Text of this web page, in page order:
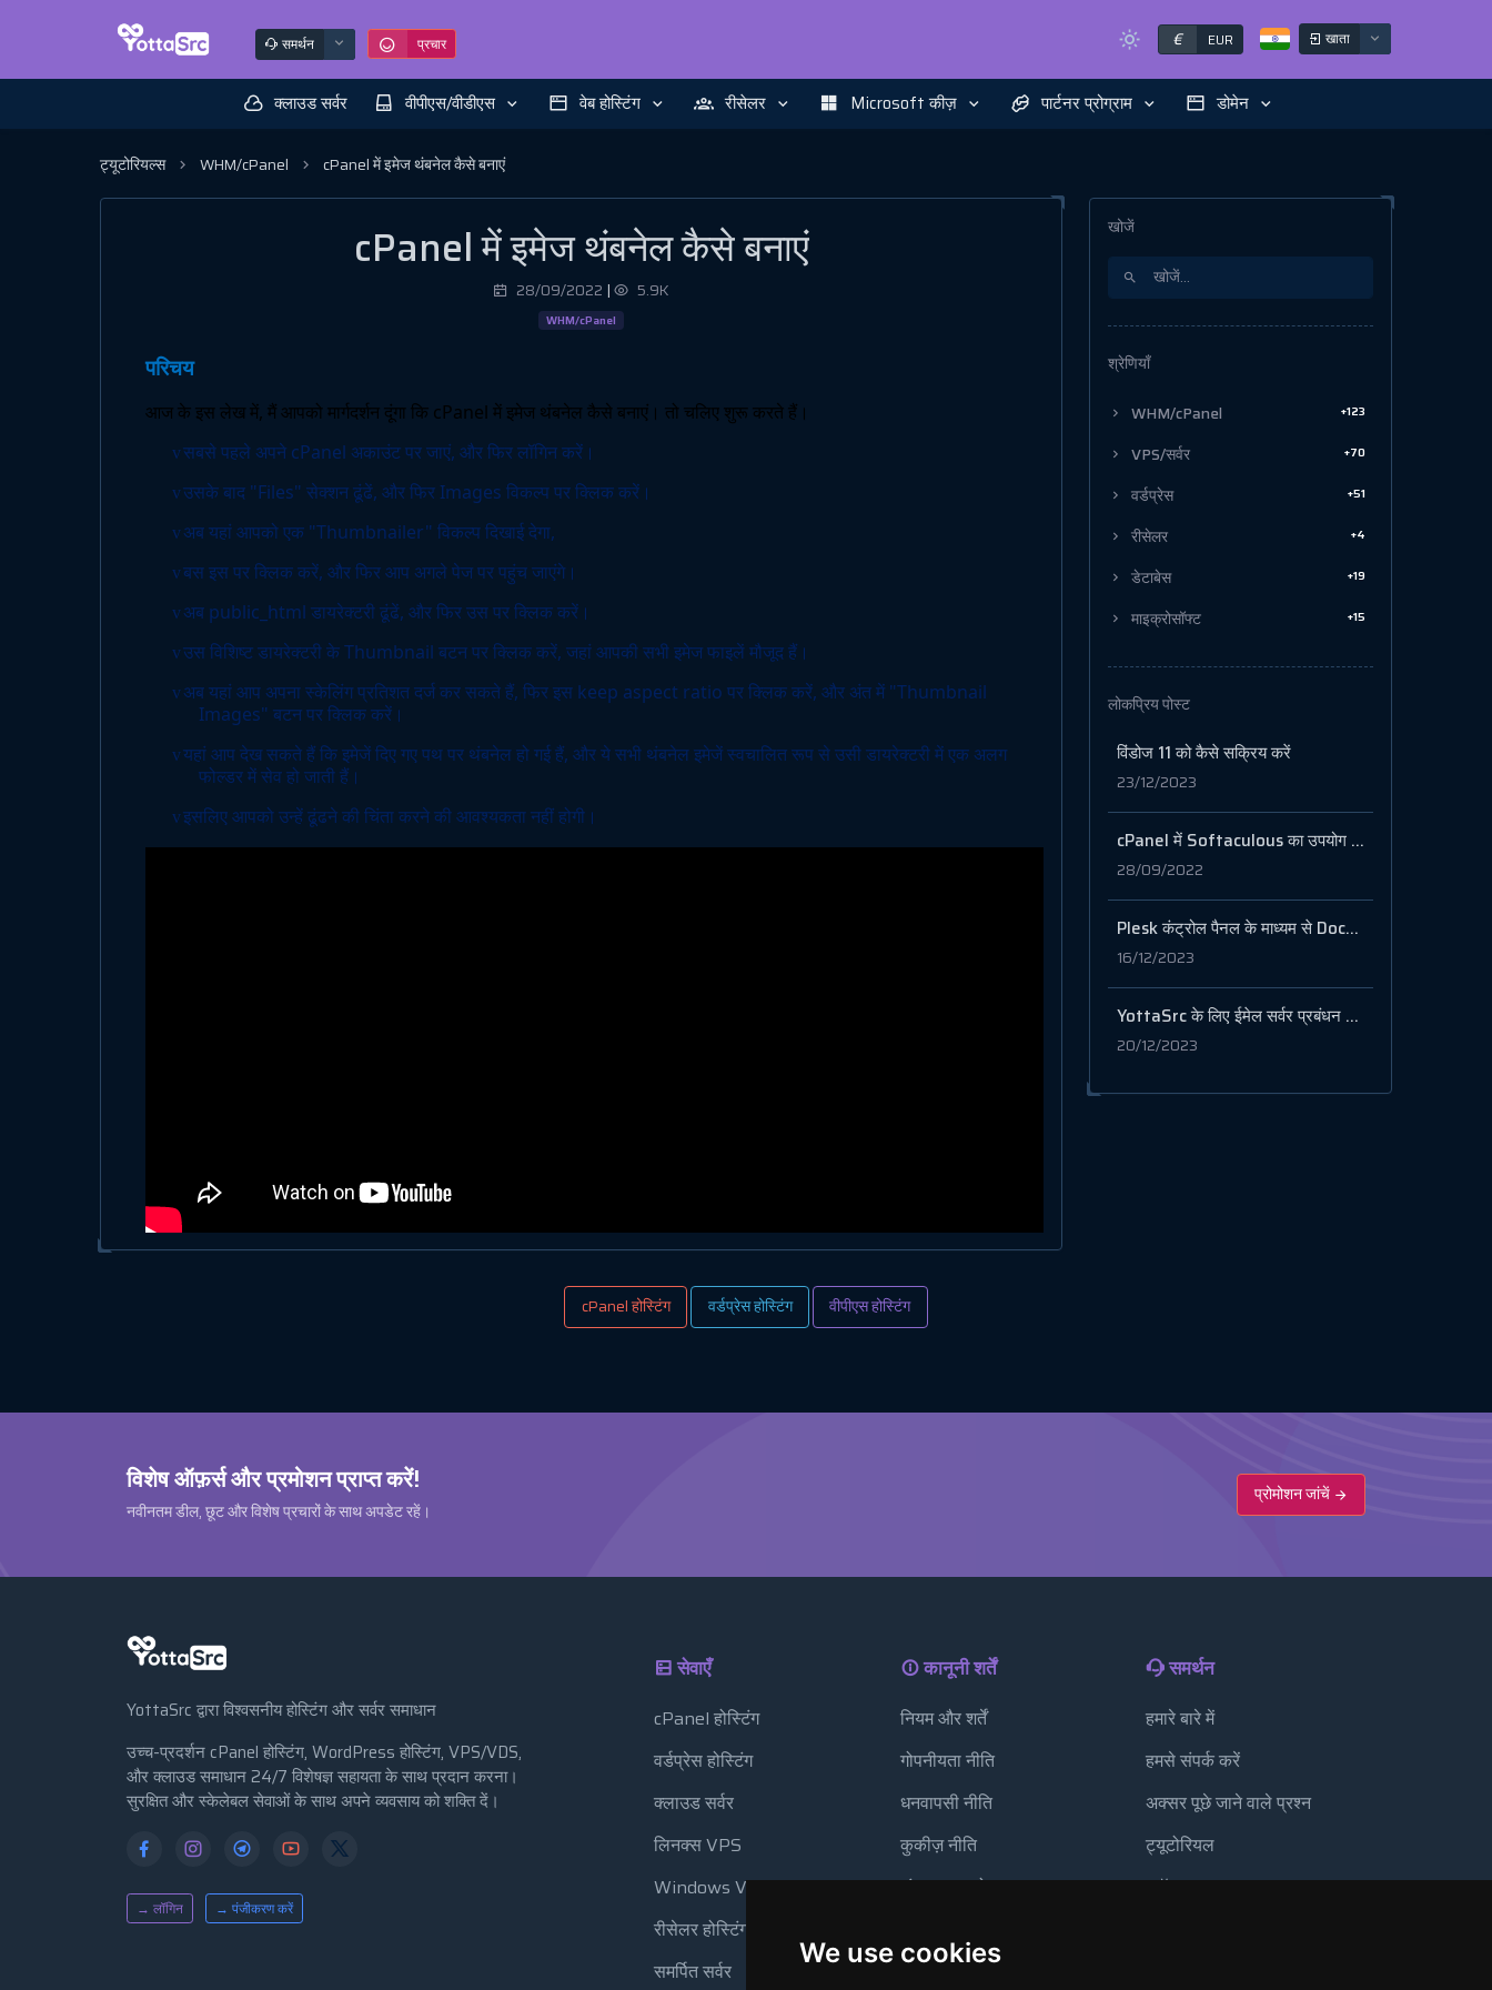
We use cookies
समर्थन प्रचार € EUR खाता
क्लाउड सर्वर वीपीएस/वीडीएस वेब होस्टिंग रीसेलर Microsoft कीज़ पार्टनर प्रोग्राम डोमेन
ट्यूटोरियल्स WHM/cPanel cPanel में इमेज थंबनेल कैसे बनाएं
cPanel में इमेज थंबनेल कैसे बनाएं
28/09/2022 | 5.9K
WHM/cPanel
परिचय
आज के इस लेख में, मैं आपको मार्गदर्शन दूंगा कि cPanel में इमेज थंबनेल कैसे बनाएं। तो चलिए शुरू करते हैं।
vसबसे पहले अपने cPanel अकाउंट पर जाएं, और फिर लॉगिन करें।
vउसके बाद "Files" सेक्शन ढूंढें, और फिर Images विकल्प पर क्लिक करें।
vअब यहां आपको एक "Thumbnailer" विकल्प दिखाई देगा,
vबस इस पर क्लिक करें, और फिर आप अगले पेज पर पहुंच जाएंगे।
vअब public_html डायरेक्टरी ढूंढें, और फिर उस पर क्लिक करें।
vउस विशिष्ट डायरेक्टरी के Thumbnail बटन पर क्लिक करें, जहां आपकी सभी इमेज फाइलें मौजूद हैं।
vअब यहां आप अपना स्केलिंग प्रतिशत दर्ज कर सकते हैं, फिर इस keep aspect ratio पर क्लिक करें, और अंत में "Thumbnail
Images" बटन पर क्लिक करें।
vयहां आप देख सकते हैं कि इमेजें दिए गए पथ पर थंबनेल हो गई हैं, और ये सभी थंबनेल इमेजें स्वचालित रूप से उसी डायरेक्टरी में एक अलग
फोल्डर में सेव हो जाती हैं।
vइसलिए आपको उन्हें ढूंढने की चिंता करने की आवश्यकता नहीं होगी।
खोजें
श्रेणियाँ
WHM/cPanel +123
VPS/सर्वर +70
वर्डप्रेस +51
रीसेलर +4
डेटाबेस +19
माइक्रोसॉफ्ट +15
लोकप्रिय पोस्ट
विंडोज 11 को कैसे सक्रिय करें
23/12/2023
cPanel में Softaculous का उपयोग करके Joomla कैसे इंस्टॉल करें
28/09/2022
Plesk कंट्रोल पैनल के माध्यम से Docker और Redis स्थापित करना
16/12/2023
YottaSrc के लिए ईमेल सर्वर प्रबंधन हेतु Mailcow कॉन्फ़िगर करना
20/12/2023
cPanel होस्टिंग वर्डप्रेस होस्टिंग वीपीएस होस्टिंग
विशेष ऑफ़र्स और प्रमोशन प्राप्त करें!
नवीनतम डील, छूट और विशेष प्रचारों के साथ अपडेट रहें।
प्रोमोशन जांचें
YottaSrc द्वारा विश्वसनीय होस्टिंग और सर्वर समाधान
उच्च-प्रदर्शन cPanel होस्टिंग, WordPress होस्टिंग, VPS/VDS,
और क्लाउड समाधान 24/7 विशेषज्ञ सहायता के साथ प्रदान करना।
सुरक्षित और स्केलेबल सेवाओं के साथ अपने व्यवसाय को शक्ति दें।
→ लॉगिन → पंजीकरण करें
सेवाएँ
cPanel होस्टिंग
वर्डप्रेस होस्टिंग
क्लाउड सर्वर
लिनक्स VPS
Windows VPS
रीसेलर होस्टिंग
समर्पित सर्वर
कानूनी शर्तें
नियम और शर्तें
गोपनीयता नीति
धनवापसी नीति
कुकीज़ नीति
संसाधन उपयोग
समर्थन
हमारे बारे में
हमसे संपर्क करें
अक्सर पूछे जाने वाले प्रश्न
ट्यूटोरियल
ब्लॉग